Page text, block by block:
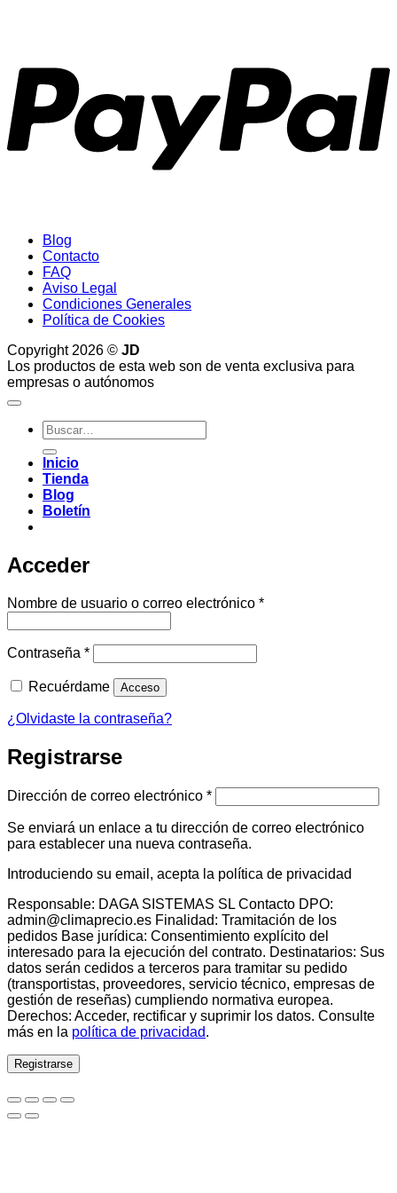
Blog
Contacto
FAQ
Aviso Legal
Condiciones Generales
Política de Cookies
Copyright 2026 © JD
Los productos de esta web son de venta exclusiva para
empresas o autónomos
Buscar
por:
Inicio
Tienda
Blog
Boletín
Acceder
Nombre de usuario o correo electrónico *Obligatorio
Contraseña *Obligatorio
Recuérdame Acceso
¿Olvidaste la contraseña?
Registrarse
Dirección de correo electrónico *Obligatorio
Se enviará un enlace a tu dirección de correo electrónico
para establecer una nueva contraseña.
Introduciendo su email, acepta la política de privacidad
Responsable: DAGA SISTEMAS SL Contacto DPO:
admin@climaprecio.es Finalidad: Tramitación de los
pedidos Base jurídica: Consentimiento explícito del
interesado para la ejecución del contrato. Destinatarios: Sus
datos serán cedidos a terceros para tramitar su pedido
(transportistas, proveedores, servicio técnico, empresas de
gestión de reseñas) cumpliendo normativa europea.
Derechos: Acceder, rectificar y suprimir los datos. Consulte
más en la política de privacidad.
Registrarse